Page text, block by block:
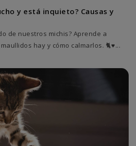
y está inquieto? Causas y
de nuestros michis? Aprende a
hay y cómo calmarlos. 🐈♥️...